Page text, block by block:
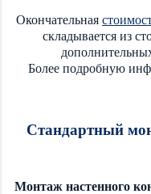
Окончательная
складывается из
Более подробную
Стандартный
Монтаж настенного